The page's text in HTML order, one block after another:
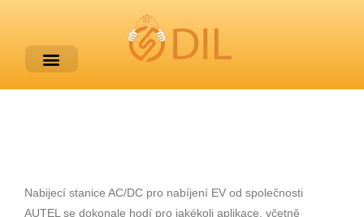
Nabijecí stanice AC/DC pro nabíjení EV od společnosti
AUTEL se dokonale hodí pro jakékoli aplikace, včetně